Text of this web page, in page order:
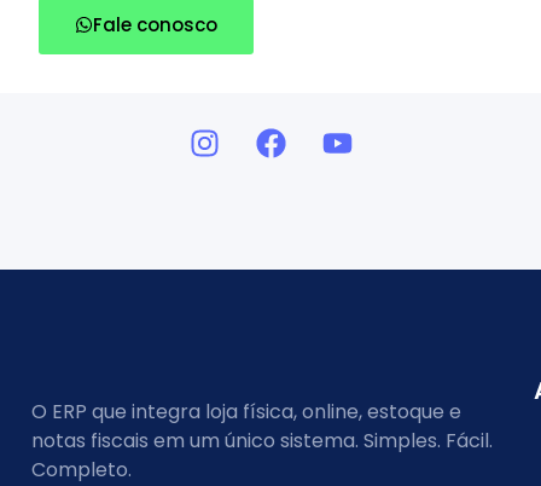
Fale conosco
O ERP que integra loja física, online, estoque e
notas fiscais em um único sistema. Simples. Fácil.
Completo.